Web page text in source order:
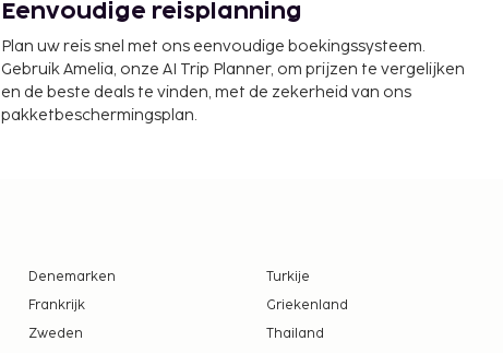
Eenvoudige reisplanning
Plan uw reis snel met ons eenvoudige boekingssysteem.
Gebruik Amelia, onze AI Trip Planner, om prijzen te vergelijken
en de beste deals te vinden, met de zekerheid van ons
pakketbeschermingsplan.
Denemarken
Turkije
Frankrijk
Griekenland
Zweden
Thailand